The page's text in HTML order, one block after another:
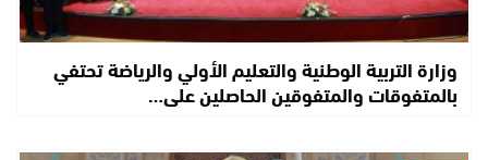
وزارة التربية الوطنية والتعليم الأولي والرياضة تحتفي
بالمتفوقات والمتفوقين الحاصلين على…